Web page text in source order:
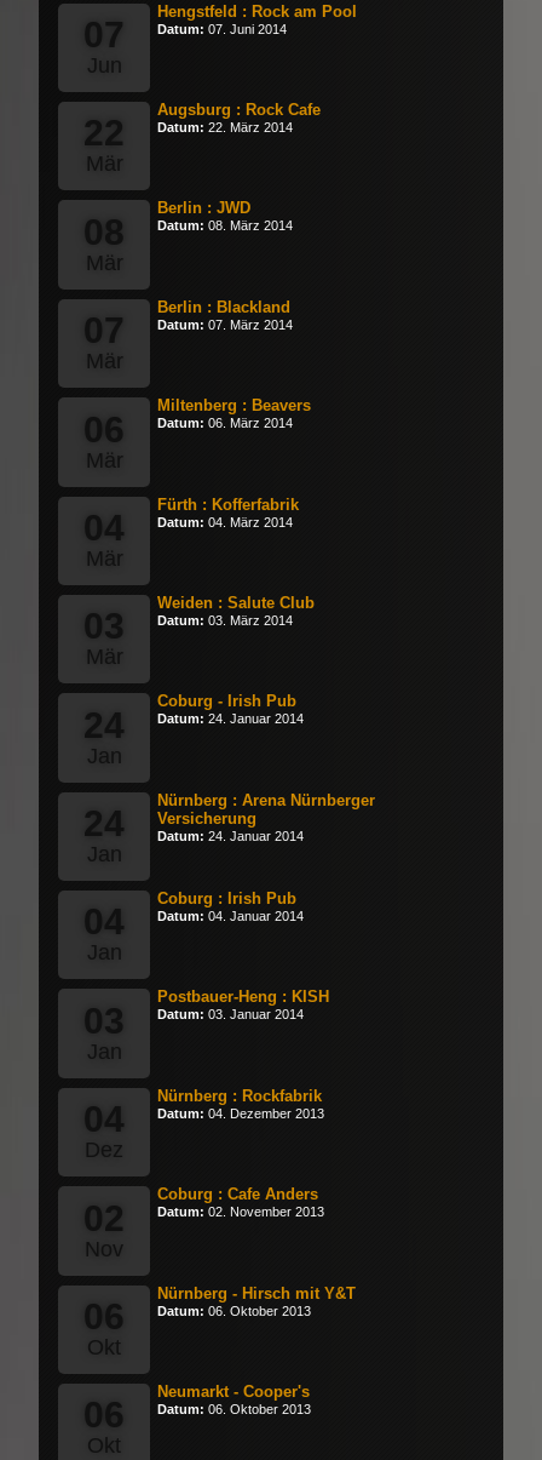
07
Jun
Hengstfeld : Rock am Pool
Datum: 07. Juni 2014
22
Mär
Augsburg : Rock Cafe
Datum: 22. März 2014
08
Mär
Berlin : JWD
Datum: 08. März 2014
07
Mär
Berlin : Blackland
Datum: 07. März 2014
06
Mär
Miltenberg : Beavers
Datum: 06. März 2014
04
Mär
Fürth : Kofferfabrik
Datum: 04. März 2014
03
Mär
Weiden : Salute Club
Datum: 03. März 2014
24
Jan
Coburg - Irish Pub
Datum: 24. Januar 2014
24
Jan
Nürnberg : Arena Nürnberger
Versicherung
Datum: 24. Januar 2014
04
Jan
Coburg : Irish Pub
Datum: 04. Januar 2014
03
Jan
Postbauer-Heng : KISH
Datum: 03. Januar 2014
04
Dez
Nürnberg : Rockfabrik
Datum: 04. Dezember 2013
02
Nov
Coburg : Cafe Anders
Datum: 02. November 2013
06
Okt
Nürnberg - Hirsch mit Y&T
Datum: 06. Oktober 2013
06
Okt
Neumarkt - Cooper's
Datum: 06. Oktober 2013